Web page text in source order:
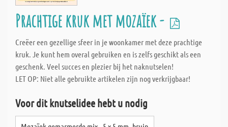
Prachtige kruk met mozaïek -
Creëer een gezellige sfeer in je woonkamer met deze prachtige
kruk. Je kunt hem overal gebruiken en is zelfs geschikt als een
geschenk. Veel succes en plezier bij het naknutselen!
LET OP: Niet alle gebruikte artikelen zijn nog verkrijgbaar!
Voor dit knutselidee hebt u nodig